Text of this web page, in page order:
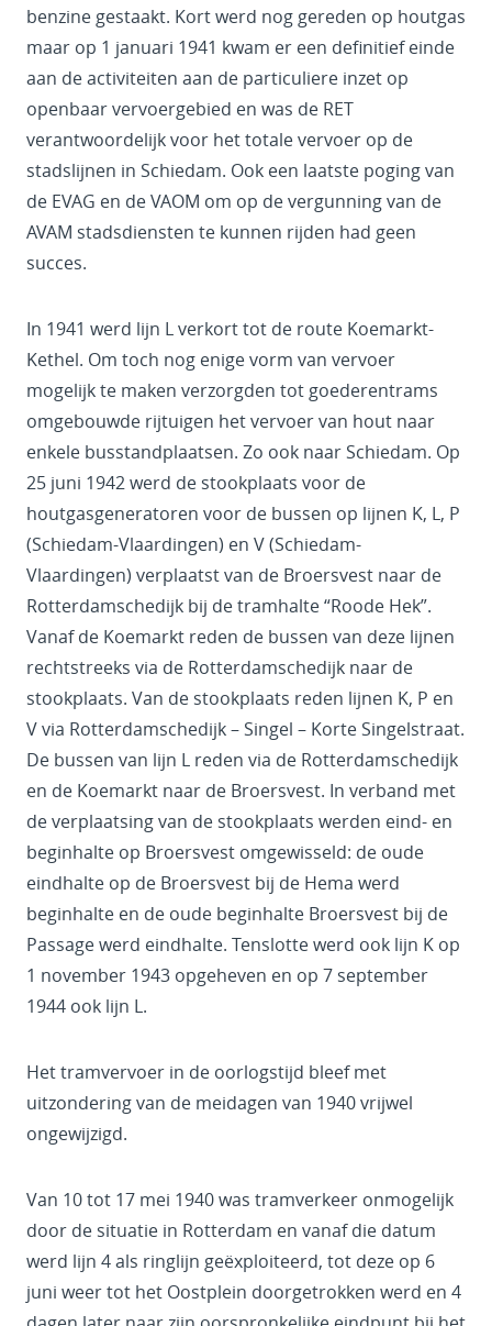
benzine gestaakt. Kort werd nog gereden op houtgas
maar op 1 januari 1941 kwam er een definitief einde
aan de activiteiten aan de particuliere inzet op
openbaar vervoergebied en was de RET
verantwoordelijk voor het totale vervoer op de
stadslijnen in Schiedam. Ook een laatste poging van
de EVAG en de VAOM om op de vergunning van de
AVAM stadsdiensten te kunnen rijden had geen
succes.
In 1941 werd lijn L verkort tot de route Koemarkt-
Kethel. Om toch nog enige vorm van vervoer
mogelijk te maken verzorgden tot goederentrams
omgebouwde rijtuigen het vervoer van hout naar
enkele busstandplaatsen. Zo ook naar Schiedam. Op
25 juni 1942 werd de stookplaats voor de
houtgasgeneratoren voor de bussen op lijnen K, L, P
(Schiedam-Vlaardingen) en V (Schiedam-
Vlaardingen) verplaatst van de Broersvest naar de
Rotterdamschedijk bij de tramhalte “Roode Hek”.
Vanaf de Koemarkt reden de bussen van deze lijnen
rechtstreeks via de Rotterdamschedijk naar de
stookplaats. Van de stookplaats reden lijnen K, P en
V via Rotterdamschedijk – Singel – Korte Singelstraat.
De bussen van lijn L reden via de Rotterdamschedijk
en de Koemarkt naar de Broersvest. In verband met
de verplaatsing van de stookplaats werden eind- en
beginhalte op Broersvest omgewisseld: de oude
eindhalte op de Broersvest bij de Hema werd
beginhalte en de oude beginhalte Broersvest bij de
Passage werd eindhalte. Tenslotte werd ook lijn K op
1 november 1943 opgeheven en op 7 september
1944 ook lijn L.
Het tramvervoer in de oorlogstijd bleef met
uitzondering van de meidagen van 1940 vrijwel
ongewijzigd.
Van 10 tot 17 mei 1940 was tramverkeer onmogelijk
door de situatie in Rotterdam en vanaf die datum
werd lijn 4 als ringlijn geëxploiteerd, tot deze op 6
juni weer tot het Oostplein doorgetrokken werd en 4